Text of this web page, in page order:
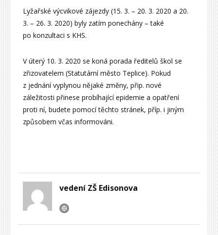
Lyžařské výcvikové zájezdy (15. 3. – 20. 3. 2020 a 20.
3. – 26. 3. 2020) byly zatím ponechány – také
po konzultaci s KHS.
V úterý 10. 3. 2020 se koná porada ředitelů škol se
zřizovatelem (Statutární město Teplice). Pokud
z jednání vyplynou nějaké změny, přip. nové
záležitosti přinese probíhající epidemie a opatření
proti ní, budete pomocí těchto stránek, příp. i jiným
způsobem včas informováni.
vedení ZŠ Edisonova